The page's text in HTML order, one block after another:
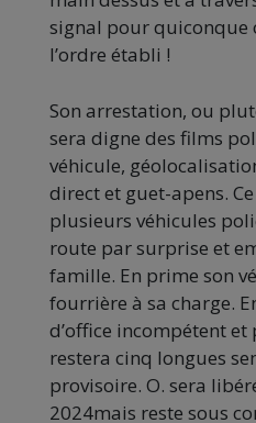
signal pour quiconque
l’ordre établi !
Son arrestation, ou
sera digne des films
véhicule,
direct et guet-apens.
plusieurs véhicules
route par surprise et
famille. En prime son
fourrière à sa charge.
d’office incompétent
restera cinq longues
provisoire. O. sera
2024mais reste sous